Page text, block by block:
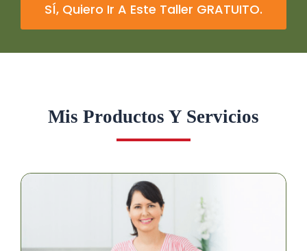
SÍ, Quiero Ir A Este Taller GRATUITO.
Mis Productos Y Servicios